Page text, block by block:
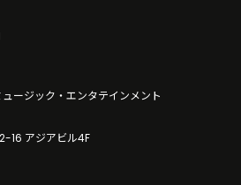
ージック・エンタテインメント
16 アジアビル4F